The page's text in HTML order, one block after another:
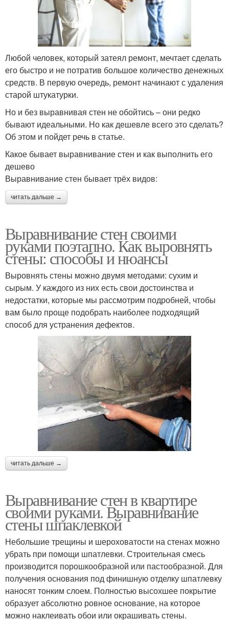
Любой человек, который затеял ремонт, мечтает сделать
его быстро и не потратив большое количество денежных
средств. В первую очередь, ремонт начинают с удаления
старой штукатурки.
Но и без выравнивая стен не обойтись – они редко
бывают идеальными. Но как дешевле всего это сделать?
Об этом и пойдет речь в статье.
Какое бывает выравнивание стен и как выполнить его
дешево
Выравнивание стен бывает трёх видов:
читать дальше →
Выравнивание стен своими
руками поэтапно. Как выровнять
стены: способы и нюансы
Выровнять стены можно двумя методами: сухим и
сырым. У каждого из них есть свои достоинства и
недостатки, которые мы рассмотрим подробней, чтобы
вам было проще подобрать наиболее подходящий
способ для устранения дефектов.
читать дальше →
Выравнивание стен в квартире
своими руками. Выравнивание
стены шпаклевкой
Небольшие трещины и шероховатости на стенах можно
убрать при помощи шпатлевки. Строительная смесь
производится порошкообразной или пастообразной. Для
получения основания под финишную отделку шпатлевку
наносят тонким слоем. Полностью высохшее покрытие
образует абсолютно ровное основание, на которое
можно наклеивать обои или окрашивать стены.